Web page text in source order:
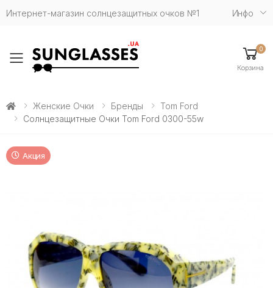
Интернет-магазин солнцезащитных очков №1 Инфо
Toggle mobile menu
0
Корзина
Женские Очки Бренды
Tom Ford
Солнцезащитные Очки Tom Ford 0300-55w
Акция